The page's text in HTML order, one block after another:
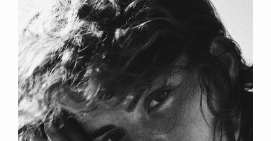
Auszeit
von
Alltag